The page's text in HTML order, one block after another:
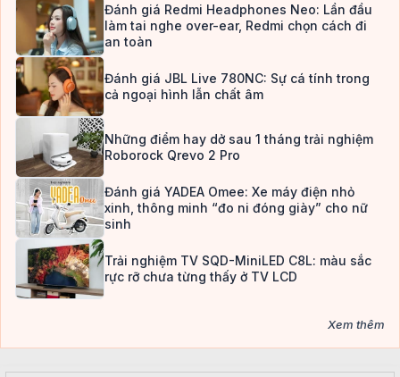
Đánh giá Redmi Headphones Neo: Lần đầu
làm tai nghe over-ear, Redmi chọn cách đi
an toàn
Đánh giá JBL Live 780NC: Sự cá tính trong
cả ngoại hình lẫn chất âm
Những điểm hay dở sau 1 tháng trải nghiệm
Roborock Qrevo 2 Pro
Đánh giá YADEA Omee: Xe máy điện nhỏ
xinh, thông minh “đo ni đóng giày” cho nữ
sinh
Trải nghiệm TV SQD-MiniLED C8L: màu sắc
rực rỡ chưa từng thấy ở TV LCD
Xem thêm